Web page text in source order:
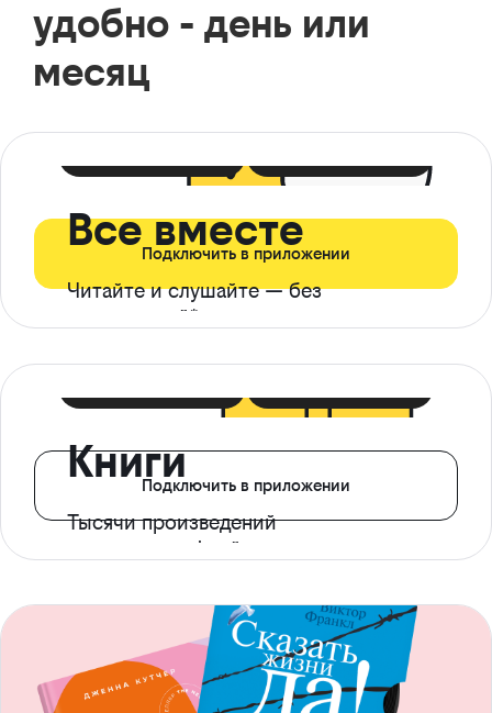
удобно - день или
месяц
Все вместе
Читайте и слушайте — без
ограничений*
Подключить в приложении
Книги
Тысячи произведений
с доступом офлайн
Подключить в приложении